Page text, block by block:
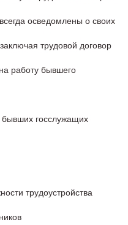
осведомлены о своих
трудовой договор
работу бывшего
госслужащих
трудоустройства